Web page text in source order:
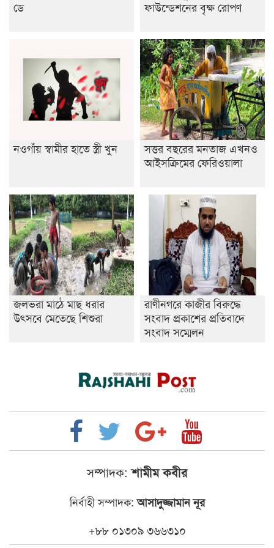
ডে
ফাউন্ডেশনের বৃক্ষ রোপণ
নওগাঁয় স্বামীর হাতে স্ত্রী খুন
সত্তর বছরের মনতাজ এখনও
আইসক্রিমের ফেরিওয়ালা
জলভরা মাঠে মাছ ধরার
উৎসবে মেতেছে শিশুরা
রাণীনগরে কাজীর বিরুদ্ধে
সংবাদ প্রকাশের প্রতিবাদে
সংবাদ সম্মেলন
সম্পাদক: শামীম কবীর
নির্বাহী সম্পাদক:আসাদুজ্জামান নূর
+৮৮ ০১৩০৯ ৩৬৬৩১০